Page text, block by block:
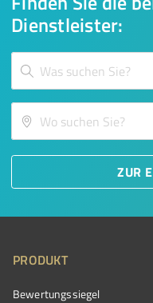
Dienstleister:
ZUR
PRODUKT
Bewertungssiegel